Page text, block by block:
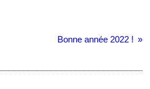
Bonne année 2022 !